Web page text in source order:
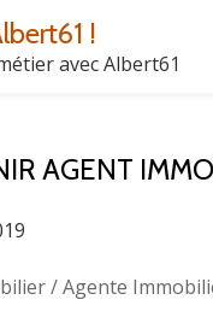
!
avec Albert61
AGENT
/ Agente